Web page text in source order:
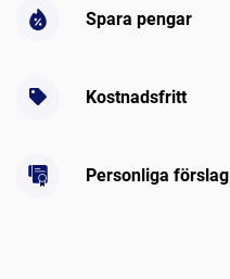
Spara pengar
Kostnadsfritt
Personliga förslag